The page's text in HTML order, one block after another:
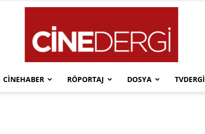
CINEHABER RÖPORTAJ DOSYA TVDERGI